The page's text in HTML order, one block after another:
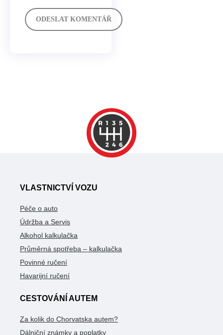
VLASTNICTVÍ VOZU
Péče o auto
Údržba a Servis
Alkohol kalkulačka
Průměrná spotřeba – kalkulačka
Povinné ručení
Havarijní ručení
CESTOVÁNÍ AUTEM
Za kolik do Chorvatska autem?
Dálniční známky a poplatky